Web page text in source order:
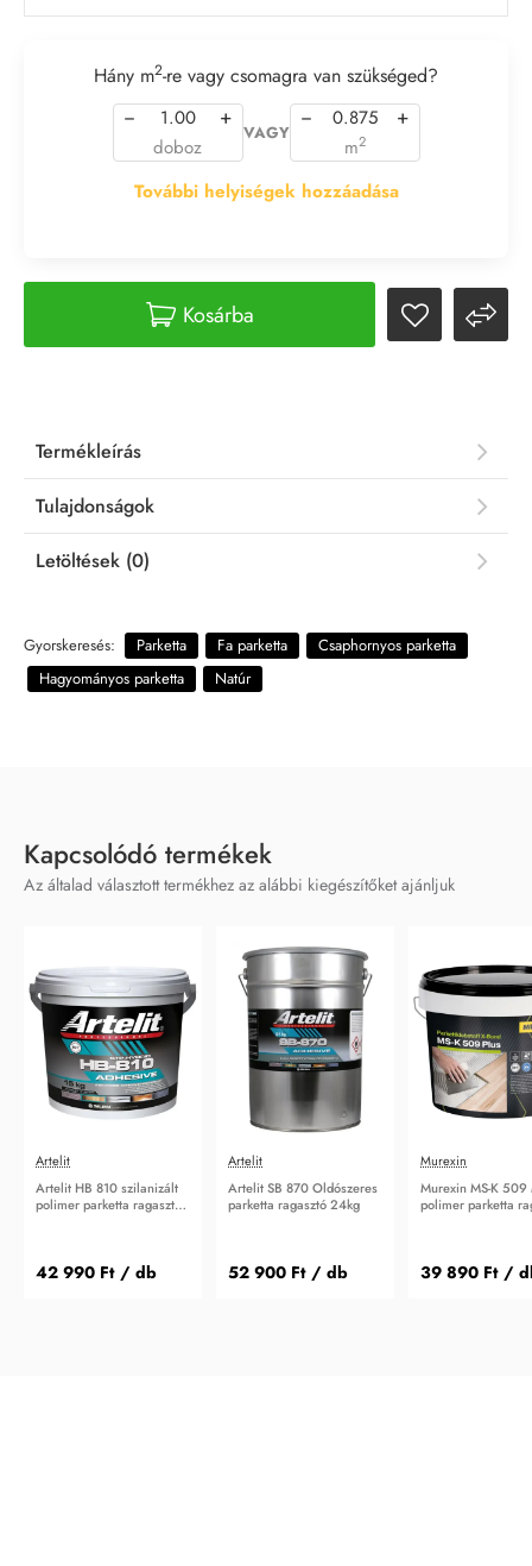
További helyiségek hozzáadása
Hány m2-re vagy csomagra van szükséged?
− +
doboz
VAGY
− +
m2
Kosárba
Termékleírás
Tulajdonságok
Letöltések (0)
Gyorskeresés: Parketta Fa parketta
Csaphornyos parketta
Hagyományos parketta
Natúr
Kapcsolódó termékek
Az általad választott termékhez az alábbi kiegészítőket ajánljuk
Artelit
Artelit HB 810 szilanizált
polimer parketta ragasztó
42 990 Ft / db
Artelit
Artelit SB 870 Oldószeres
parketta ragasztó 24kg
52 900 Ft / db
Murexin
Murexin MS-K 509
polimer parketta
39 890 Ft /